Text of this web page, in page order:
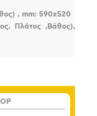
, mm: 590x520
Πλάτος ,Βάθος),